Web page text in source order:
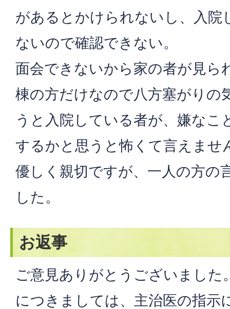
があるとかけられないし、入院
ないので確認できない。
面会できないから家の者が見ら
棟の方だけなので八方塞がりの
うと入院している者が、嫌なこ
するかと思うと怖くて言えませ
優しく親切ですが、一人の方の
した。
お返事
ご意見ありがとうございました
につきましては、主治医の指示